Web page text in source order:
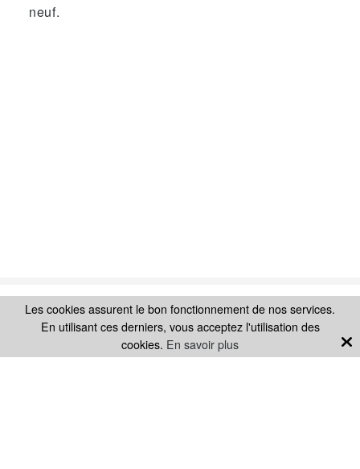
Rupture de stock
neuf.
SUIVEZ-NOUS SUR
Les cookies assurent le bon fonctionnement de nos services.
En utilisant ces derniers, vous acceptez l'utilisation des
cookies. En savoir plus